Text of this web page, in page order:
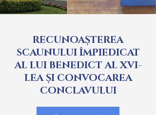
RECUNOAȘTEREA
SCAUNULUI ÎMPIEDICAT
AL LUI BENEDICT AL XVI-
LEA ȘI CONVOCAREA
CONCLAVULUI